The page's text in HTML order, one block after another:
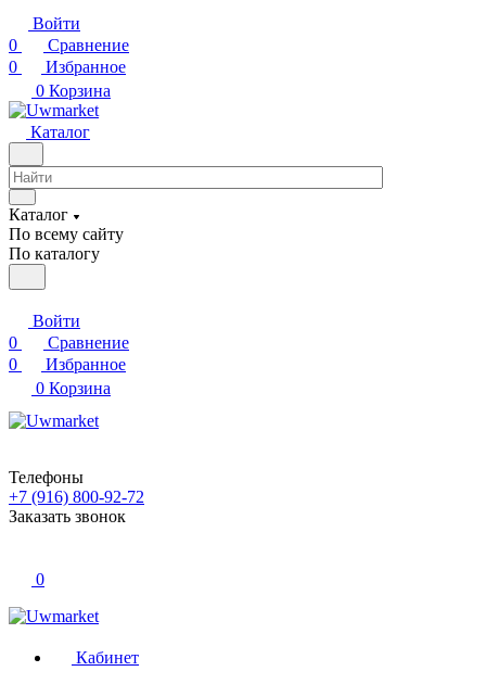
Войти
0
Сравнение
0
Избранное
0 Корзина
Каталог
Каталог
По всему сайту
По каталогу
Войти
0
Сравнение
0
Избранное
0 Корзина
Телефоны
+7 (916) 800-92-72
Заказать звонок
0
Кабинет